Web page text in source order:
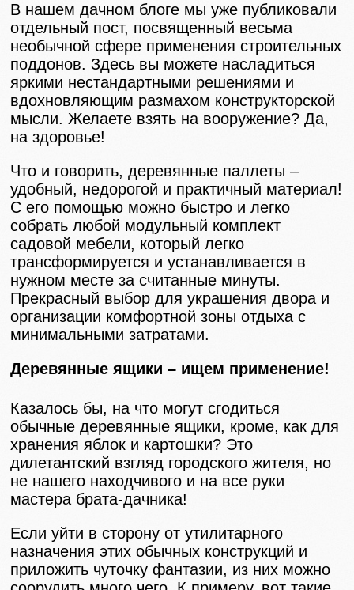
В нашем дачном блоге мы уже публиковали
отдельный пост, посвященный весьма
необычной сфере применения строительных
поддонов. Здесь вы можете насладиться
яркими нестандартными решениями и
вдохновляющим размахом конструкторской
мысли. Желаете взять на вооружение? Да,
на здоровье!
Что и говорить, деревянные паллеты –
удобный, недорогой и практичный материал!
С его помощью можно быстро и легко
собрать любой модульный комплект
садовой мебели, который легко
трансформируется и устанавливается в
нужном месте за считанные минуты.
Прекрасный выбор для украшения двора и
организации комфортной зоны отдыха с
минимальными затратами.
Деревянные ящики – ищем применение!
Казалось бы, на что могут сгодиться
обычные деревянные ящики, кроме, как для
хранения яблок и картошки? Это
дилетантский взгляд городского жителя, но
не нашего находчивого и на все руки
мастера брата-дачника!
Если уйти в сторону от утилитарного
назначения этих обычных конструкций и
приложить чуточку фантазии, из них можно